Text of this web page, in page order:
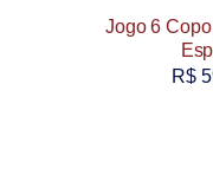
Jogo 6
R$